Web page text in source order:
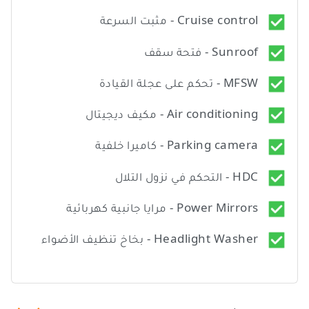
Cruise control - مثبت السرعة
Sunroof - فتحة سقف
MFSW - تحكم على عجلة القيادة
Air conditioning - مكيف ديجيتال
Parking camera - كاميرا خلفية
HDC - التحكم في نزول التلال
Power Mirrors - مرايا جانبية كهربائية
Headlight Washer - بخاخ تنظيف الأضواء